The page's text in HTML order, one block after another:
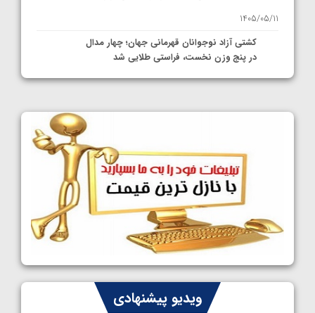
1405/05/11
کشتی آزاد نوجوانان قهرمانی جهان؛ چهار مدال
در پنج وزن نخست، فراستی طلایی شد
1405/05/11
کشتی آزاد نوجوانان جهان؛ رقبای نمایندگان
ایران مشخص شدند
1405/05/08
کشتی فرنگی نوجوانان جهان؛ سکوی تیمی
سوم برای ایران
1405/05/07
ایران چشم به راه چهار مدال در پنج وزن دوم
کشتی فرنگی نوجوانان جهانویدیو پیشنهادی